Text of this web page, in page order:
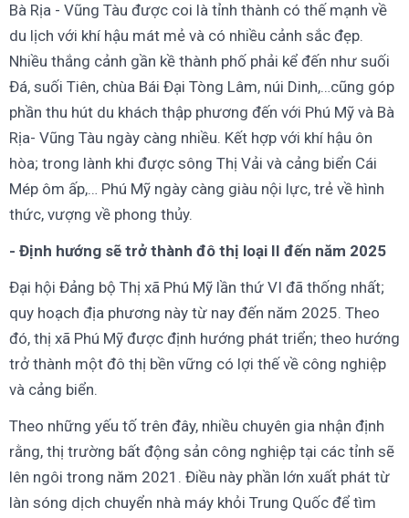
Bà Rịa - Vũng Tàu được coi là tỉnh thành có thế mạnh về
du lịch với khí hậu mát mẻ và có nhiều cảnh sắc đẹp.
Nhiều thắng cảnh gần kề thành phố phải kể đến như suối
Đá, suối Tiên, chùa Bái Đại Tòng Lâm, núi Dinh,…cũng góp
phần thu hút du khách thập phương đến với Phú Mỹ và Bà
Rịa- Vũng Tàu ngày càng nhiều. Kết hợp với khí hậu ôn
hòa; trong lành khi được sông Thị Vải và cảng biển Cái
Mép ôm ấp,… Phú Mỹ ngày càng giàu nội lực, trẻ về hình
thức, vượng về phong thủy.
- Định hướng sẽ trở thành đô thị loại II đến năm 2025
Đại hội Đảng bộ Thị xã Phú Mỹ lần thứ VI đã thống nhất;
quy hoạch địa phương này từ nay đến năm 2025. Theo
đó, thị xã Phú Mỹ được định hướng phát triển; theo hướng
trở thành một đô thị bền vững có lợi thế về công nghiệp
và cảng biển.
Theo những yếu tố trên đây, nhiều chuyên gia nhận định
rằng, thị trường bất động sản công nghiệp tại các tỉnh sẽ
lên ngôi trong năm 2021. Điều này phần lớn xuất phát từ
làn sóng dịch chuyển nhà máy khỏi Trung Quốc để tìm